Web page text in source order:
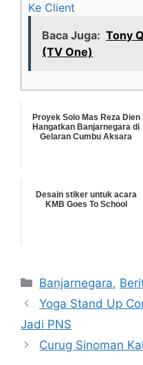
Ke Client
Baca Juga: Tony
(TV One)
Proyek Solo Mas Reza Dien
Hangatkan Banjarnegara di
Gelaran Cumbu Aksara
Desain stiker untuk acara
KMB Goes To School
Categories
Banjarnegara,
Yoga Stand Up
Jadi PNS
Curug Sinoman